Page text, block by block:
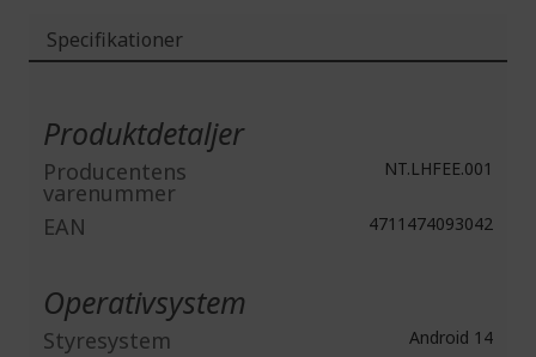
Specifikationer
Produktdetaljer
Producentens
varenummer
NT.LHFEE.001
EAN 4711474093042
Operativsystem
Styresystem Android 14